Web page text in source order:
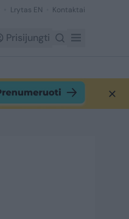
Lrytas EN Kontaktai
Prisijungti